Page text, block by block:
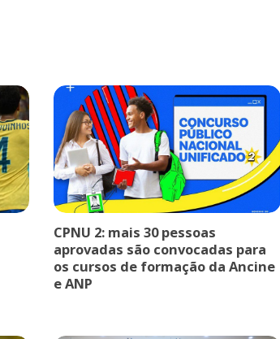
CPNU 2: mais 30 pessoas
aprovadas são convocadas para
os cursos de formação da Ancine
e ANP